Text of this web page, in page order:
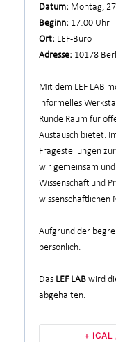
Datum: Montag,
Beginn: 17:00 Uhr
Ort: LEF-Büro
Adresse: 10178
Mit dem LEF LAB
informelles
Runde Raum für
Austausch bietet.
Fragestellungen
wir gemeinsam
Wissenschaft und
wissenschaftlichen
Aufgrund der
persönlich.
Das LEF LABwird
abgehalten.
+ ICAL